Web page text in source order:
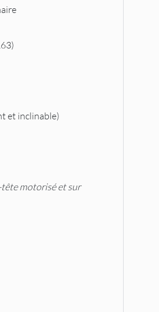
et inclinable)
tête motorisé et sur